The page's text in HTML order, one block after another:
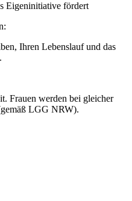
Eigeninitiative fördert
Ihren Lebenslauf und das
Frauen werden bei gleicher
LGG NRW).